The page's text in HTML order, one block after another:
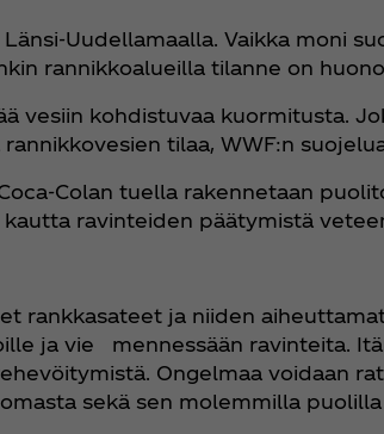
Uudellamaalla. Vaikka moni
rannikkoalueilla tilanne on huono.
vesiin kohdistuvaa kuormitusta.
tilaa, WWF:n
tuella rakennetaan
ravinteiden päätymistä
rankkasateet ja niiden
ja vie mennessään ravinteita.
Ongelmaa voidaan
sekä sen molemmilla